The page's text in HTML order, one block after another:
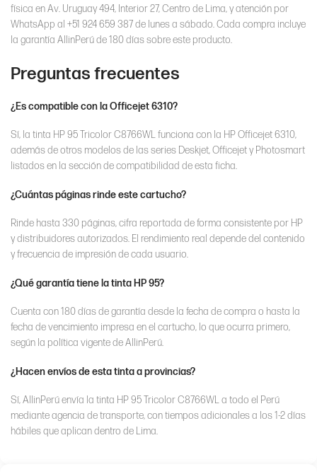
física en Av. Uruguay 494, Interior 27, Centro de Lima, y atención por
WhatsApp al +51 924 659 387 de lunes a sábado. Cada compra incluye
la garantía AllinPerú de 180 días sobre este producto.
Preguntas frecuentes
¿Es compatible con la Officejet 6310?
Sí, la tinta HP 95 Tricolor C8766WL funciona con la HP Officejet 6310,
además de otros modelos de las series Deskjet, Officejet y Photosmart
listados en la sección de compatibilidad de esta ficha.
¿Cuántas páginas rinde este cartucho?
Rinde hasta 330 páginas, cifra reportada de forma consistente por HP
y distribuidores autorizados. El rendimiento real depende del contenido
y frecuencia de impresión de cada usuario.
¿Qué garantía tiene la tinta HP 95?
Cuenta con 180 días de garantía desde la fecha de compra o hasta la
fecha de vencimiento impresa en el cartucho, lo que ocurra primero,
según la política vigente de AllinPerú.
¿Hacen envíos de esta tinta a provincias?
Sí, AllinPerú envía la tinta HP 95 Tricolor C8766WL a todo el Perú
mediante agencia de transporte, con tiempos adicionales a los 1-2 días
hábiles que aplican dentro de Lima.